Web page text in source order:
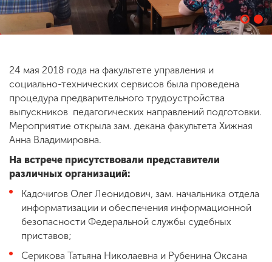
+7 (831) 262-26-20
24 мая 2018 года на факультете управления и
социально-технических сервисов была проведена
процедура предварительного трудоустройства
выпускников педагогических направлений подготовки.
Мероприятие открыла зам. декана факультета Хижная
Анна Владимировна.
На встрече присутствовали представители
различных организаций:
Кадочигов Олег Леонидович, зам. начальника отдела
информатизации и обеспечения информационной
безопасности Федеральной службы судебных
приставов;
Серикова Татьяна Николаевна и Рубенина Оксана